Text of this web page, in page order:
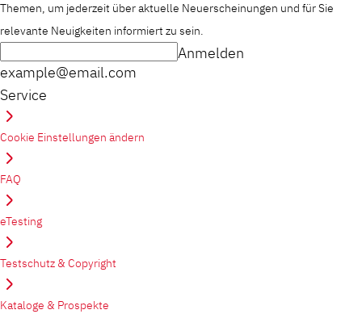
Themen, um jederzeit über aktuelle Neuerscheinungen und für Sie
relevante Neuigkeiten informiert zu sein.
example@email.com
Anmelden
Service
Cookie Einstellungen ändern
FAQ
eTesting
Testschutz & Copyright
Kataloge & Prospekte